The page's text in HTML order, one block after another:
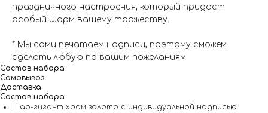
праздничного настроения, который придаст
особый шарм вашему торжеству.
* Мы сами печатаем надписи, поэтому сможем
сделать любую по вашим пожеланиям
Состав набора
Самовывоз
Доставка
Состав набора
Шар-гигант хром золото с индивидуальной надписью